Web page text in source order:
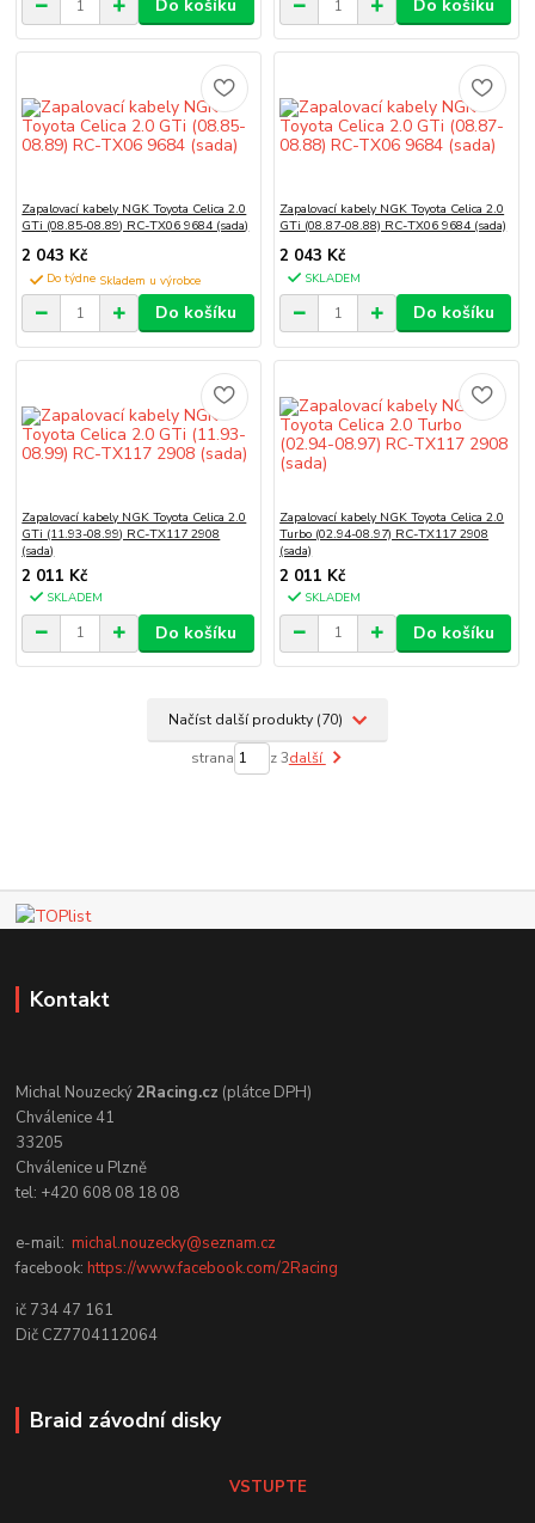
Do košíku Do košíku
Zapalovací kabely NGK Toyota Celica 2.0
GTi (08.85-08.89) RC-TX06 9684 (sada)
2 043 Kč
Do týdne
Do košíku
Zapalovací kabely NGK Toyota Celica 2.0
GTi (08.87-08.88) RC-TX06 9684 (sada)
2 043 Kč
SKLADEM
Do košíku
Zapalovací kabely NGK Toyota Celica 2.0
GTi (11.93-08.99) RC-TX117 2908
(sada)
2 011 Kč
SKLADEM
Do košíku
Zapalovací kabely NGK Toyota Celica 2.0
Turbo (02.94-08.97) RC-TX117 2908
(sada)
2 011 Kč
SKLADEM
Do košíku
Načíst další produkty (70)
strana z 3další
Kontakt
Michal Nouzecký2Racing.cz (plátce DPH)
Chválenice 41
33205
Chválenice u Plzně
tel: +420 608 08 18 08
e-mail:michal.nouzecky@seznam.cz
facebook:https://www.facebook.com/2Racing
ič 734 47 161
Dič CZ7704112064
Braid závodní disky
VSTUPTE